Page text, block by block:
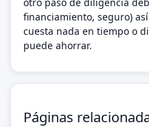
financiamiento, seguro)
cuesta nada en tiempo o
puede ahorrar.
Páginas